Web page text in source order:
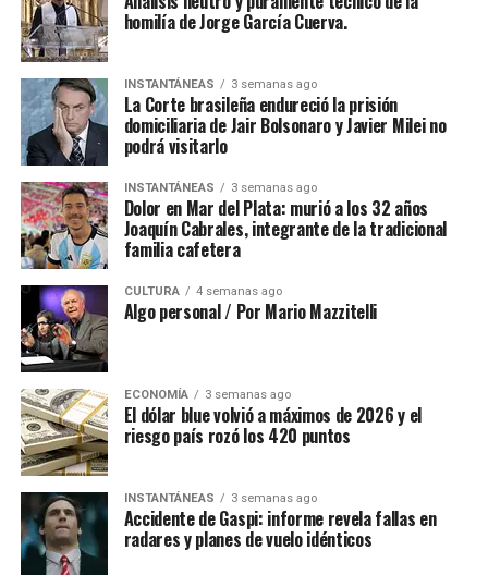
homilía de Jorge García Cuerva.
INSTANTÁNEAS 3 semanas ago
La Corte brasileña endureció la prisión
domiciliaria de Jair Bolsonaro y Javier Milei no
podrá visitarlo
INSTANTÁNEAS 3 semanas ago
Dolor en Mar del Plata: murió a los 32 años
Joaquín Cabrales, integrante de la tradicional
familia cafetera
CULTURA 4 semanas ago
Algo personal / Por Mario Mazzitelli
ECONOMÍA 3 semanas ago
El dólar blue volvió a máximos de 2026 y el
riesgo país rozó los 420 puntos
INSTANTÁNEAS 3 semanas ago
Accidente de Gaspi: informe revela fallas en
radares y planes de vuelo idénticos